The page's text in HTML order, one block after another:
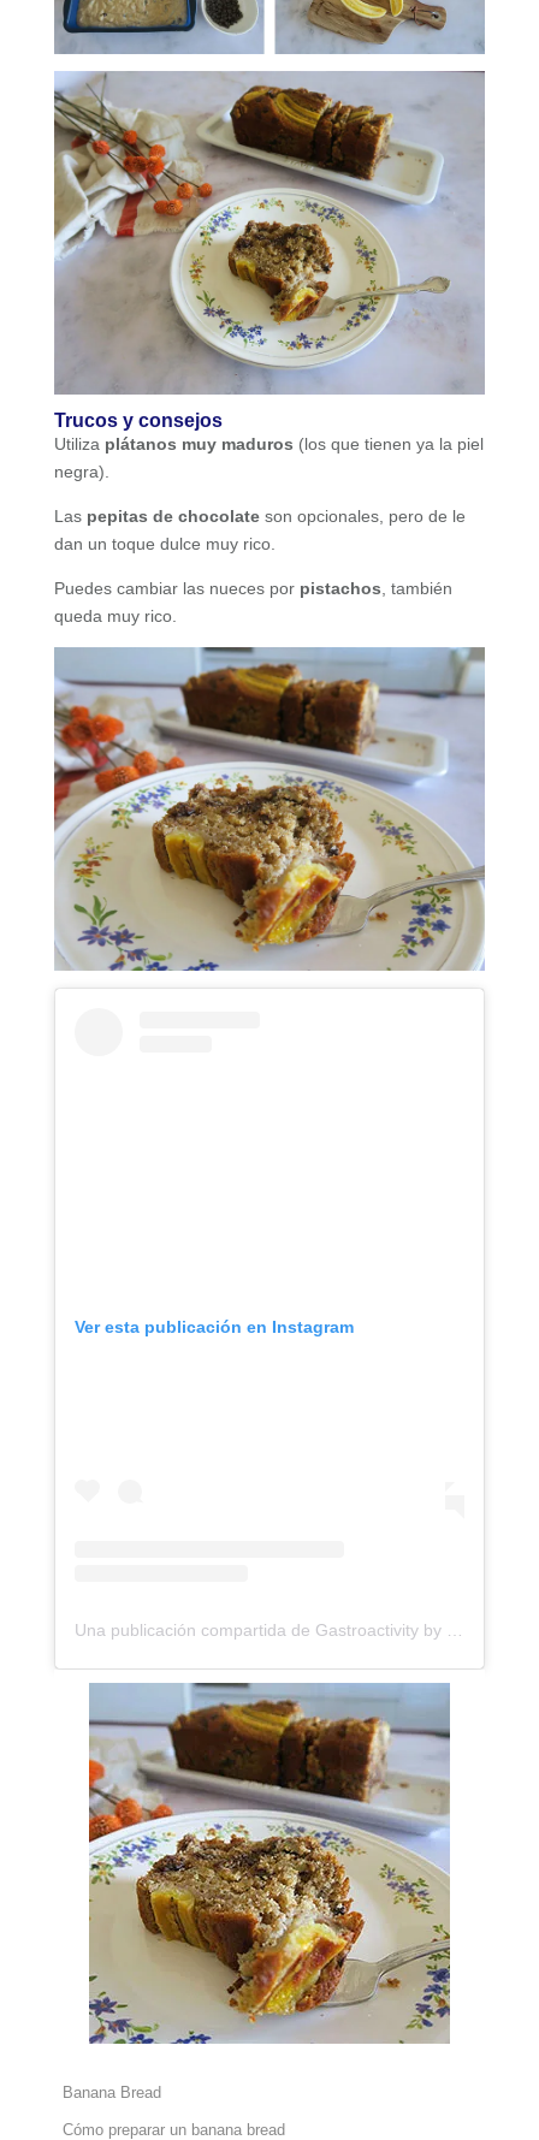
Trucos y consejos
Utiliza plátanos muy maduros (los que tienen ya la piel
negra).
Las pepitas de chocolateson opcionales, pero de le
dan un toque dulce muy rico.
Puedes cambiar las nueces por pistachos , también
queda muy rico.
Ver esta publicación en Instagram
Banana Bread
Cómo preparar un banana bread